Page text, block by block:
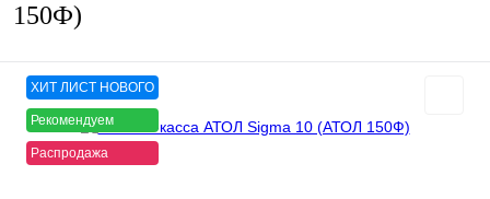
150Ф)
ХИТ ЛИСТ НОВОГО
Рекомендуем
Распродажа